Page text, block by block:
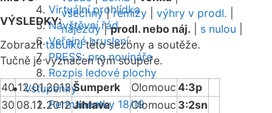
Virtuální prohlídka
Návštěvní řád
Veřejné bruslení
PRESS: pro novináře
Rozpis ledové plochy
Vstupenky
Permanentky 18/19
VÝSLEDKY:
všechny|remízy výhry v prodl.
nájezdy|prodl. nebo náj. s nulou
Zobrazittabulkutéto sezóny a soutěže.
Tučně je vyznačen tým soupeře.
40 12.01.2013Šumperk Olomouc4:3p
30 08.12.2012Jihlava Olomouc 3:2sn